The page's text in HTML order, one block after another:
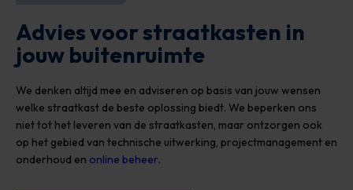
Advies voor straatkasten in
jouw buitenruimte
We denken altijd mee en adviseren op basis van jouw wensen
welke straatkast de beste oplossing biedt. We beperken ons
niet tot het leveren van de straatkasten, maar ontzorgen ook
op het gebied van technische uitwerking, projectmanagement en
onderhoud en online beheer.